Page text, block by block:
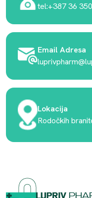
tel:+387 36
Email Adresa
Lokacija
Rodočkih